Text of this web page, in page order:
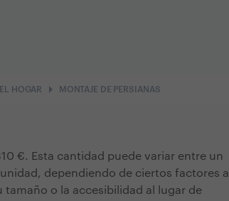
HOGAR arrow_right MONTAJE DE PERSIANAS
€. Esta cantidad puede variar entre un
dependiendo de ciertos factores a
o la accesibilidad al lugar de